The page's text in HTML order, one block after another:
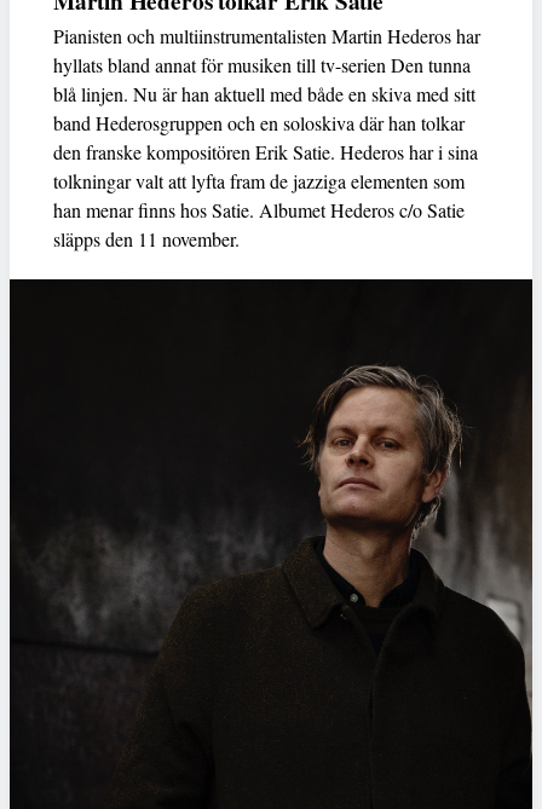
Pianisten och multiinstrumentalisten Martin Hederos har
hyllats bland annat för musiken till tv-serien Den tunna
blå linjen. Nu är han aktuell med både en skiva med sitt
band Hederosgruppen och en soloskiva där han tolkar
den franske kompositören Erik Satie. Hederos har i sina
tolkningar valt att lyfta fram de jazziga elementen som
han menar finns hos Satie. Albumet Hederos c/o Satie
släpps den 11 november.